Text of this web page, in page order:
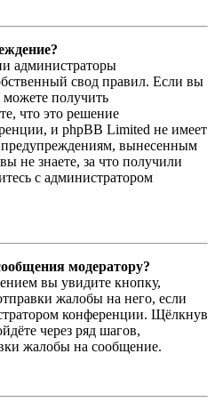
администраторы
свод правил. Если вы
получить
что это решение
и phpBB Limited не имеет
вынесенным
не знаете, за что получили
с администратором
модератору?
вы увидите кнопку,
жалобы на него, если
конференции. Щёлкнув
через ряд шагов,
жалобы на сообщение.